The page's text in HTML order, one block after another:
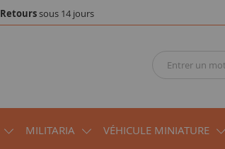
Retourssous 14 jours
MILITARIA VÉHICULE MINIATURE